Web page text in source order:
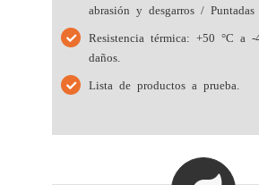
abrasión y desgarros / Puntadas
Resistencia térmica: +50 °C a -
daños.
Lista de productos a prueba